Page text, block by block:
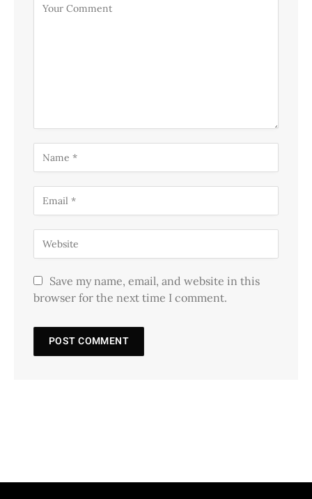
Save my name, email, and website in this
browser for the next time I comment.